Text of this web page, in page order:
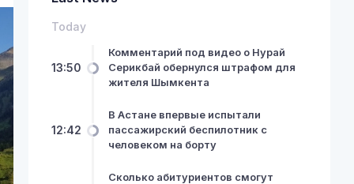
Today
13:50
Комментарий под видео о Нурай
Серикбай обернулся штрафом для
жителя Шымкента
12:42
В Астане впервые испытали
пассажирский беспилотник с
человеком на борту
Сколько абитуриентов смогут